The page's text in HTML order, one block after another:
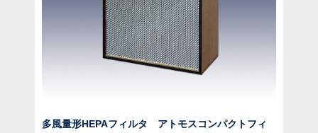
多風量形HEPAフィルタ アトモスコンパクトフィ